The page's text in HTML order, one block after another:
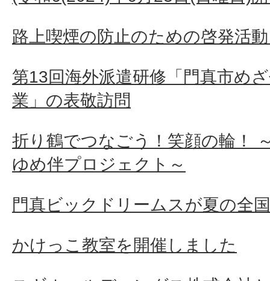
路上喫煙の防止のための啓発活
第13回海外派遣研修「門真市め
業」の表敬訪問
折り鶴でつなごう！笑顔の輪！
ゆめ伴プロジェクト～
門真ビックドリームスが夏の全
かけっこ教室を開催しました